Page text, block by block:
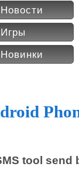
Новости
Игры
Новинки
tool send